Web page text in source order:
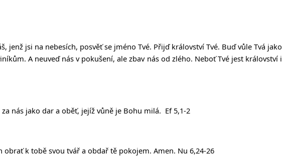
š, jenž jsi na nebesích, posvěťse jméno Tvé. Přijďkrálovství Tvé. Buďvůle Tvá jako
ům. A neuveďnás v pokušení, ale zbav nás od zlého. NeboťTvé jest království i
nás jako dar a oběť, jejíž vůně je Bohu milá. Ef 5,1-2
k tobě svou tvář a obdař tě pokojem. Amen. Nu 6,24-26